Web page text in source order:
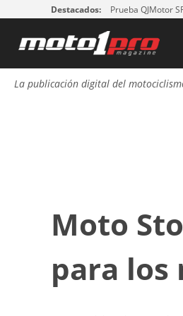
Destacados: Prueba QJMotor
La publicación digital del
Moto
para los